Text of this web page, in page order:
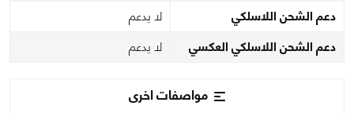
دعم الشحن اللاسلكي لا يدعم
دعم الشحن اللاسلكي العكسي لا يدعم
مواصفات اخرى